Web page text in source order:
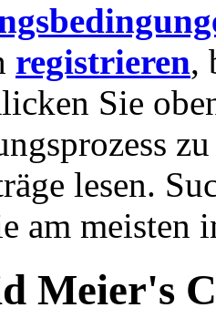
registrieren,
Sie
lesen.
am meisten
Meier's